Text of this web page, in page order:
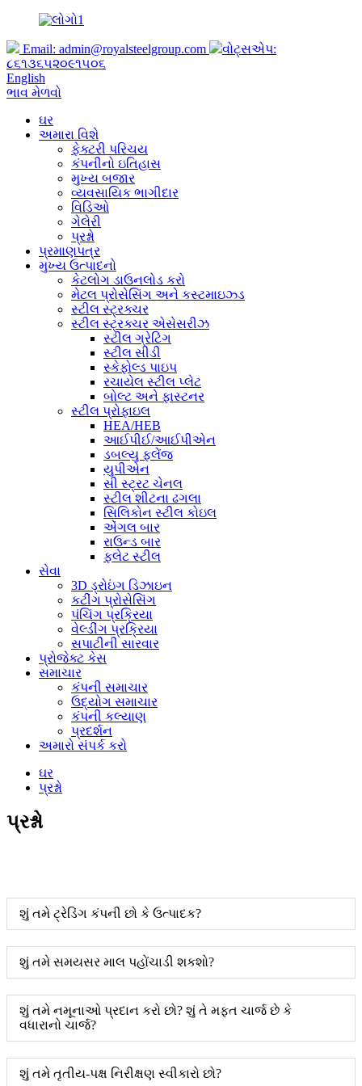
Email: admin@royalsteelgroup.com
વોટ્સએપ:
૮૬૧૩૬૫૨૦૯૧૫૦૬
English
ભાવ મેળવો
ઘર
અમારા વિશે
ફેક્ટરી પરિચય
કંપનીનો ઇતિહાસ
મુખ્ય બજાર
વ્યવસાયિક ભાગીદાર
વિડિઓ
ગેલેરી
પ્રશ્નો
પ્રમાણપત્ર
મુખ્ય ઉત્પાદનો
કેટલોગ ડાઉનલોડ કરો
મેટલ પ્રોસેસિંગ અને કસ્ટમાઇઝ્ડ
સ્ટીલ સ્ટ્રક્ચર
સ્ટીલ સ્ટ્રક્ચર એસેસરીઝ
સ્ટીલ ગ્રેટિંગ
સ્ટીલ સીડી
સ્કેફોલ્ડ પાઇપ
રચાયેલ સ્ટીલ પ્લેટ
બોલ્ટ અને ફાસ્ટનર
સ્ટીલ પ્રોફાઇલ
HEA/HEB
આઈપીઈ/આઈપીએન
ડબલ્યુ ફ્લેંજ
યુપીએન
સી સ્ટ્રટ ચેનલ
સ્ટીલ શીટના ઢગલા
સિલિકોન સ્ટીલ કોઇલ
એંગલ બાર
રાઉન્ડ બાર
ફ્લેટ સ્ટીલ
સેવા
3D ડ્રોઇંગ ડિઝાઇન
કટીંગ પ્રોસેસિંગ
પંચિંગ પ્રક્રિયા
વેલ્ડીંગ પ્રક્રિયા
સપાટીની સારવાર
પ્રોજેક્ટ કેસ
સમાચાર
કંપની સમાચાર
ઉદ્યોગ સમાચાર
કંપની કલ્યાણ
પ્રદર્શન
અમારો સંપર્ક કરો
ઘર
પ્રશ્નો
પ્રશ્નો
શું તમે ટ્રેડિંગ કંપની છો કે ઉત્પાદક?
શું તમે સમયસર માલ પહોંચાડી શકશો?
શું તમે નમૂનાઓ પ્રદાન કરો છો? શું તે મફત ચાર્જ છે કે
વધારાનો ચાર્જ?
શું તમે તૃતીય-પક્ષ નિરીક્ષણ સ્વીકારો છો?